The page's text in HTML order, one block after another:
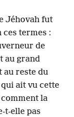
Jéhovah fut
ces termes :
de
au grand
au reste du
ait vu cette
comment la
t-elle pas